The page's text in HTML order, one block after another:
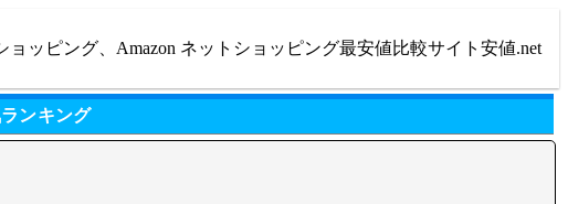
ョッピング、Amazon ネットショッピング最安値比較サイト安値.net
ンキング